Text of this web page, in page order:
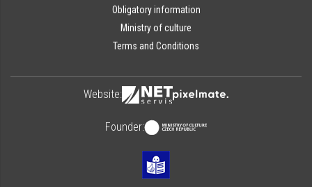
Obligatory information
Ministry of culture
Terms and Conditions
Website:
Founder: